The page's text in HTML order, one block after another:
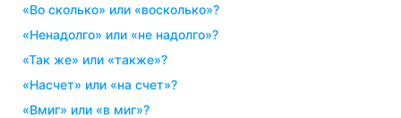
«во сколько» или «восколько»?
«ненадолго» или «не надолго»?
«так же» или «также»?
«насчет» или «на счет»?
«вмиг» или «в миг»?